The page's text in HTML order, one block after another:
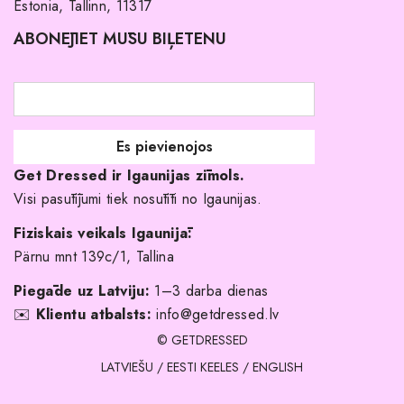
Pirkuma noteikumi un nosacījumi
Atgriešanas politika
Līgavas družiņu kleitas
Veikali
Kāpēc izvēlēties mūs?
Estonia, Tallinn, 11317
ABONĒJIET MŪSU BIĻETENU
Get Dressed ir Igaunijas zīmols.
Visi pasūtījumi tiek nosūtīti no Igaunijas.
Fiziskais veikals Igaunijā:
Pärnu mnt 139c/1, Tallina
Piegāde uz Latviju: 1–3 darba dienas
✉️ Klientu atbalsts: info@getdressed.lv
© GETDRESSED
LATVIEŠU / EESTI KEELES / ENGLISH